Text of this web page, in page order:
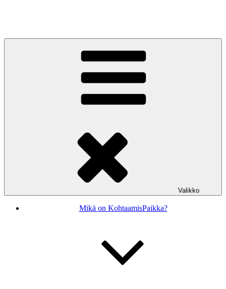
Valikko
Mikä on KohtaamisPaikka?